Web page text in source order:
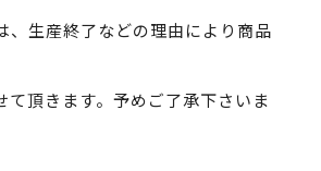
生産終了などの理由により商品
頂きます。予めご了承下さいま